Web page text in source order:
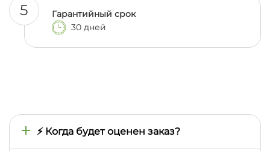
5
Гарантийный срок
30 дней
⚡ Когда будет оценен заказ?